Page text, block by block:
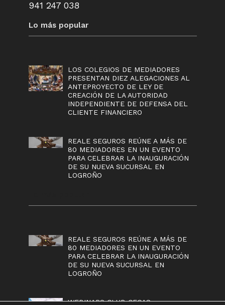
941 247 038
Lo más popular
LOS COLEGIOS DE MEDIADORES
PRESENTAN DIEZ ALEGACIONES AL
ANTEPROYECTO DE LEY DE
CREACIÓN DE LA AUTORIDAD
INDEPENDIENTE DE DEFENSA DEL
CLIENTE FINANCIERO
REALE SEGUROS REÚNE A MÁS DE
80 MEDIADORES EN UN EVENTO
PARA CELEBRAR LA INAUGURACIÓN
DE SU NUEVA SUCURSAL EN
LOGROÑO
REALE SEGUROS REÚNE A MÁS DE
80 MEDIADORES EN UN EVENTO
PARA CELEBRAR LA INAUGURACIÓN
DE SU NUEVA SUCURSAL EN
LOGROÑO
WEBINARS CLUB CECAS